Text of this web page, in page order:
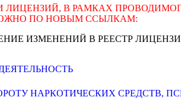
В РАМКАХ
ПО НОВЫМ ССЫЛКАМ:
ИЗМЕНЕНИЙ В РЕЕСТР
НАРКОТИЧЕСКИХ СРЕДСТВ,